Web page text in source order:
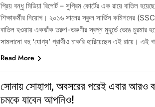
প্রিয় বন্ধু মিডিয়া রিপোর্ট – সুপ্রিম কোর্টের এক রায়ে বাতিল
শিক্ষাকর্মীর নিয়োগ। ২০১৬ সালের স্কুল সার্ভিস কমিশনের
বাতিল হওয়ায় একঝাঁক তরুণ-তরুণীর স্বপ্ন মুহূর্তে ভেঙে চুরমার হয়ে
সামলানো বহু ‘যোগ্য’ প্রার্থীও চাকরি হারিয়েছেন এই রায়ে। এই
Read More
সোনায় সোহাগা, অবসরের পরেই এবার আরও
চমকে যাবেন আপনিও!